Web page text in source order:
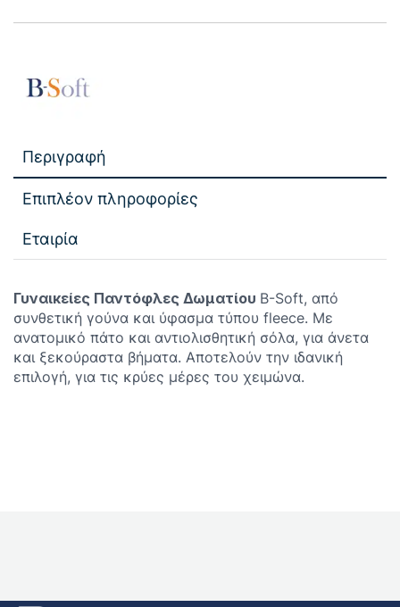
Περιγραφή
Επιπλέον πληροφορίες
Εταιρία
Γυναικείες Παντόφλες Δωματίου B-Soft, από
συνθετική γούνα και ύφασμα τύπου fleece. Mε
ανατομικό πάτο και αντιολισθητική σόλα, για άνετα
και ξεκούραστα βήματα. Αποτελούν την ιδανική
επιλογή, για τις κρύες μέρες του χειμώνα.